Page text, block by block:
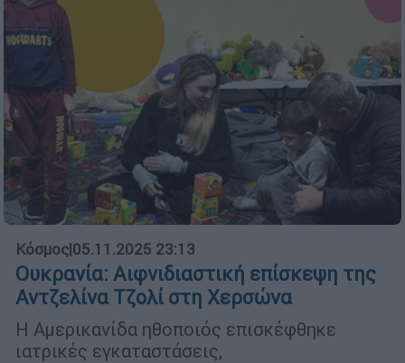
Κόσμος|05.11.2025 23:13
Ουκρανία: Αιφνιδιαστική επίσκεψη της
Αντζελίνα Τζολί στη Χερσώνα
Η Αμερικανίδα ηθοποιός επισκέφθηκε
ιατρικές εγκαταστάσεις,